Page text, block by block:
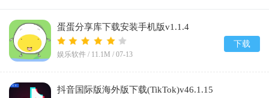
蛋蛋分享库下载安装手机版v1.1.4
娱乐软件 / 11.1M / 07-13
下载
抖音国际版海外版下载(TikTok)v46.1.15